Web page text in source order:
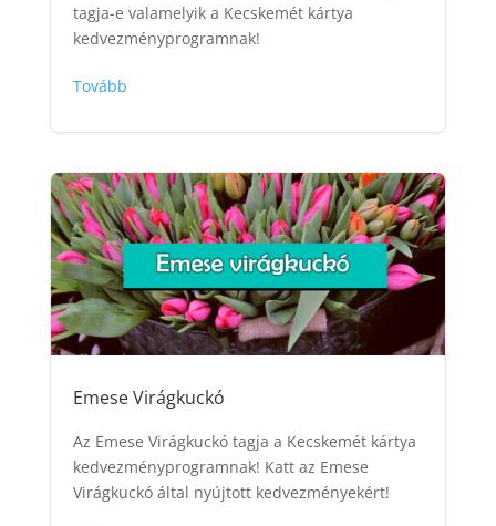
tagja-e valamelyik a Kecskemét kártya
kedvezményprogramnak!
Tovább
Emese Virágkuckó
Az Emese Virágkuckó tagja a Kecskemét kártya
kedvezményprogramnak! Katt az Emese
Virágkuckó által nyújtott kedvezményekért!